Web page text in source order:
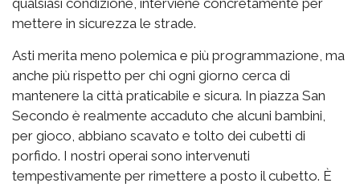
qualsiasi condizione, interviene concretamente per
mettere in sicurezza le strade.
Asti merita meno polemica e più programmazione, ma
anche più rispetto per chi ogni giorno cerca di
mantenere la città praticabile e sicura. In piazza San
Secondo è realmente accaduto che alcuni bambini,
per gioco, abbiano scavato e tolto dei cubetti di
porfido. I nostri operai sono intervenuti
tempestivamente per rimettere a posto il cubetto. È